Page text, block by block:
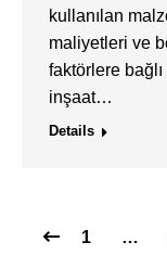
kullanılan
maliyetleri ve
faktörlere
inşaat…
Details
1 …